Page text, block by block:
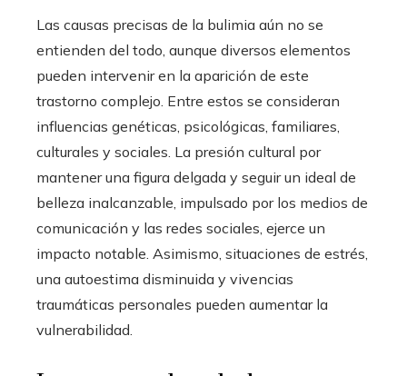
Las causas precisas de la bulimia aún no se
entienden del todo, aunque diversos elementos
pueden intervenir en la aparición de este
trastorno complejo. Entre estos se consideran
influencias genéticas, psicológicas, familiares,
culturales y sociales. La presión cultural por
mantener una figura delgada y seguir un ideal de
belleza inalcanzable, impulsado por los medios de
comunicación y las redes sociales, ejerce un
impacto notable. Asimismo, situaciones de estrés,
una autoestima disminuida y vivencias
traumáticas personales pueden aumentar la
vulnerabilidad.